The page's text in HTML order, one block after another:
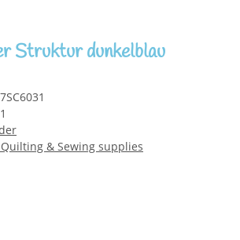
Struktur dunkelblau
& Sewing supplies